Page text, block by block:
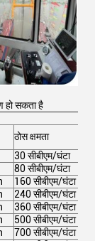
हो सकता है
ठोस क्षमता
30 सीबीएम/घंटा
80 सीबीएम/घंटा
160 सीबीएम/घंटा
240 सीबीएम/घंटा
360 सीबीएम/घंटा
500 सीबीएम/घंटा
700 सीबीएम/घंटा